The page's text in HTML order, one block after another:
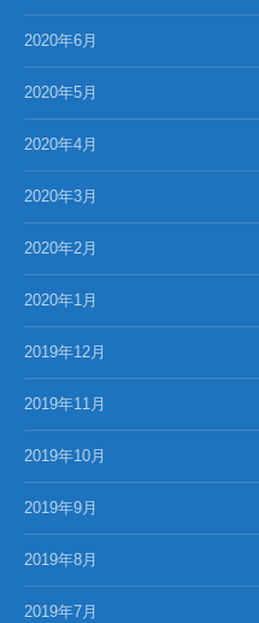
2020年6月
2020年5月
2020年4月
2020年3月
2020年2月
2020年1月
2019年12月
2019年11月
2019年10月
2019年9月
2019年8月
2019年7月